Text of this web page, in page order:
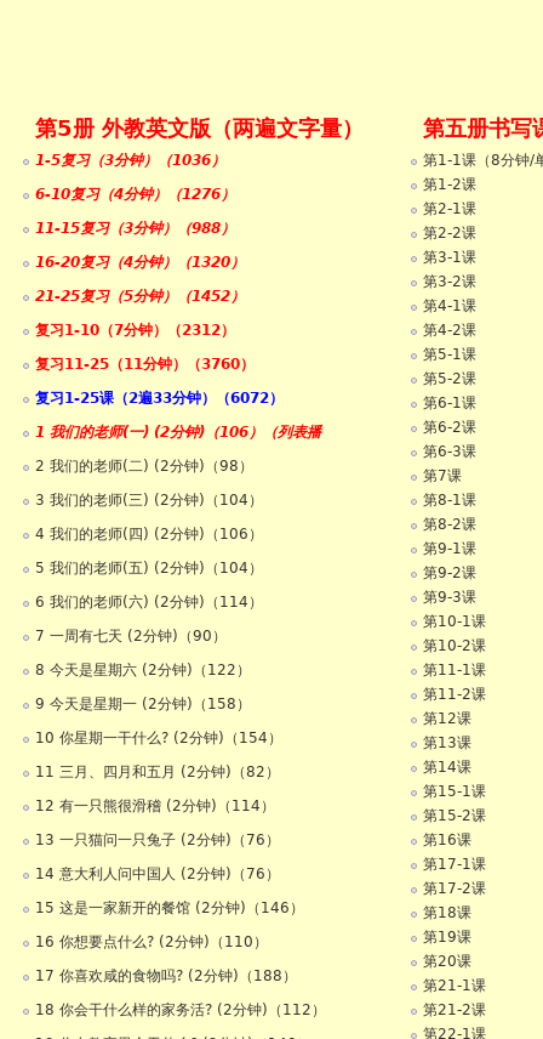
第5册 外教英文版（两遍文字量）
1-5复习（3分钟）（1036）
6-10复习（4分钟）（1276）
11-15复习（3分钟）（988）
16-20复习（4分钟）（1320）
21-25复习（5分钟）（1452）
复习1-10（7分钟）（2312）
复习11-25（11分钟）（3760）
复习1-25课（2遍33分钟）（6072）
1 我们的老师(一) (2分钟)（106）（列表播
2 我们的老师(二) (2分钟)（98）
3 我们的老师(三) (2分钟)（104）
4 我们的老师(四) (2分钟)（106）
5 我们的老师(五) (2分钟)（104）
6 我们的老师(六) (2分钟)（114）
7 一周有七天 (2分钟)（90）
8 今天是星期六 (2分钟)（122）
9 今天是星期一 (2分钟)（158）
10 你星期一干什么? (2分钟)（154）
11 三月、四月和五月 (2分钟)（82）
12 有一只熊很滑稽 (2分钟)（114）
13 一只猫问一只兔子 (2分钟)（76）
14 意大利人问中国人 (2分钟)（76）
15 这是一家新开的餐馆 (2分钟)（146）
16 你想要点什么? (2分钟)（110）
17 你喜欢咸的食物吗? (2分钟)（188）
18 你会干什么样的家务活? (2分钟)（112）
第五册书写
第1-1课（8分钟/
第1-2课
第2-1课
第2-2课
第3-1课
第3-2课
第4-1课
第4-2课
第5-1课
第5-2课
第6-1课
第6-2课
第6-3课
第7课
第8-1课
第8-2课
第9-1课
第9-2课
第9-3课
第10-1课
第10-2课
第11-1课
第11-2课
第12课
第13课
第14课
第15-1课
第15-2课
第16课
第17-1课
第17-2课
第18课
第19课
第20课
第21-1课
第21-2课
第22-1课